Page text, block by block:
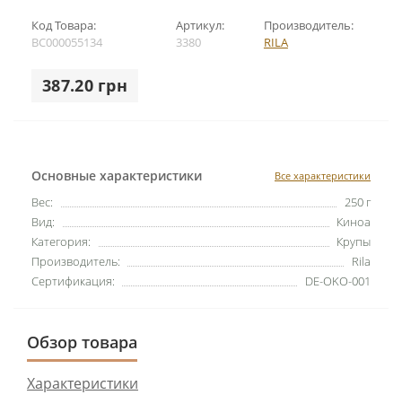
Код Товара:
BC000055134
Артикул:
3380
Производитель:
RILA
387.20 грн
Основные характеристики Все характеристики
Вес:
250 г
Вид:
Киноа
Категория:
Крупы
Производитель:
Rila
Сертификация:
DE-OKO-001
Обзор товара
Характеристики